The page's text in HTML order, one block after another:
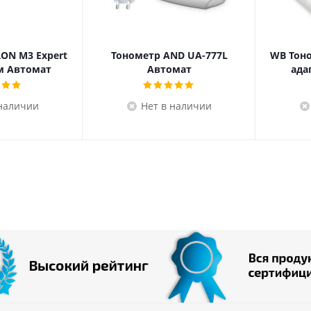
M3 Expert
Автомат
Тонометр AND UA-777L
Автомат
Нет в наличии
WB